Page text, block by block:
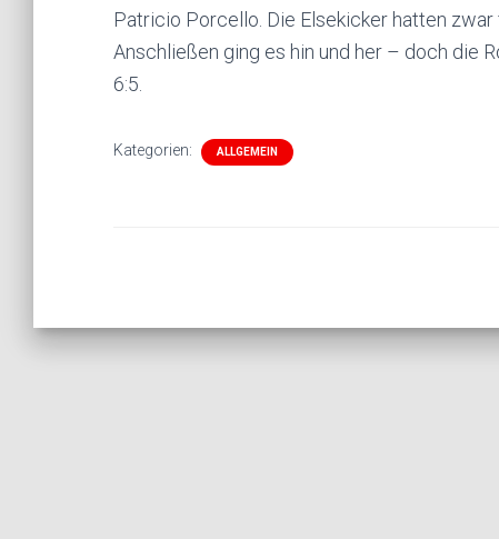
Patricio Porcello. Die Elsekicker hatten
Anschließen ging es hin und her – doch die
6:5.
Kategorien: ALLGEMEIN